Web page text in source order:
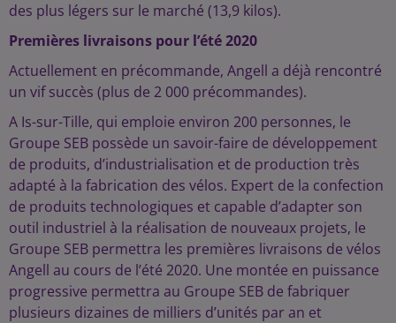
des plus légers sur le marché (13,9 kilos).
Premières livraisons pour l’été 2020
Actuellement en précommande, Angell a déjà rencontré
un vif succès (plus de 2 000 précommandes).
A Is-sur-Tille, qui emploie environ 200 personnes, le
Groupe SEB possède un savoir-faire de développement
de produits, d’industrialisation et de production très
adapté à la fabrication des vélos. Expert de la confection
de produits technologiques et capable d’adapter son
outil industriel à la réalisation de nouveaux projets, le
Groupe SEB permettra les premières livraisons de vélos
Angell au cours de l’été 2020. Une montée en puissance
progressive permettra au Groupe SEB de fabriquer
plusieurs dizaines de milliers d’unités par an et